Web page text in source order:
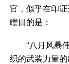
官，似乎在印
瞠目的是：
“八月风暴
织的武装力量